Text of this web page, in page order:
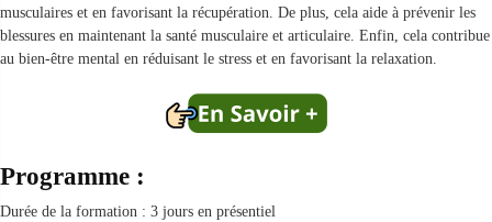
musculaires et en favorisant la récupération. De plus, cela aide à prévenir les
blessures en maintenant la santé musculaire et articulaire. Enfin, cela contribue
au bien-être mental en réduisant le stress et en favorisant la relaxation.
Programme :
Durée de la formation : 3 jours en présentiel